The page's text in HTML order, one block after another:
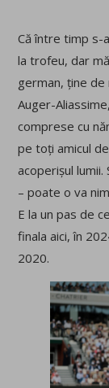
Că între timp s-
la trofeu, dar
german, ține de
Auger-
comprese cu
pe toți amicul
acoperișul
– poate o va
E la un pas de
finala aici, în
2020.